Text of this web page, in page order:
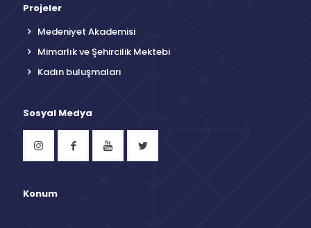
Projeler
Medeniyet Akademisi
Mimarlık ve Şehircilik Mektebi
Kadın buluşmaları
Sosyal Medya
Konum